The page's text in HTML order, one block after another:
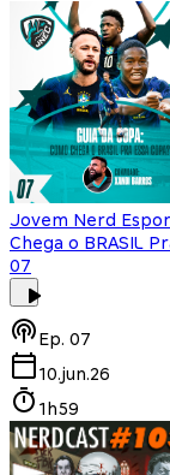
Jovem Nerd
Chega o BRASIL
07
Ep. 07
10.jun.26
1h59